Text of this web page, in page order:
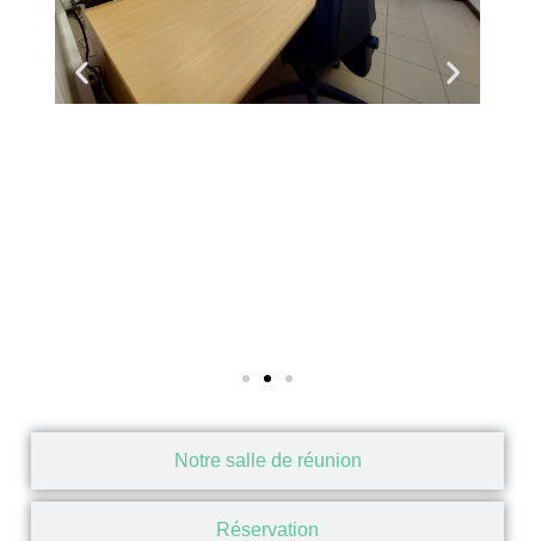
Notre salle de réunion
Réservation